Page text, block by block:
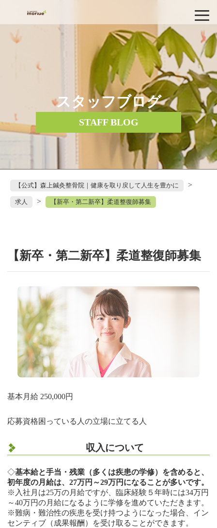
スタッフブログ
STAFF BLOG
【公式】森上鍼灸整骨院｜健康を取り戻して人生を豊かに >
求人 > 【新卒・第二新卒】柔道整復師募集
【新卒・第二新卒】柔道整復師募集
基本月給 250,000円
応募資格困っている人の立場に立てる人
収入について
◇基本給と手当・残業（多くは疾患の学修）を含めると、
初年度の月給は、27万円～29万円になることが多いです。
※入社月は25万の月給ですが、臨床経験５年時には34万円
～40万円の月給になるように学修を進めていただきます。
※難病・難治性の疾患を受け持つようになった場合、イン
センティブ（成果報酬）を受け取ることができます。